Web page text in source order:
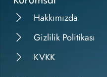
Hakkımızda
Gizlilik Politikası
KVKK